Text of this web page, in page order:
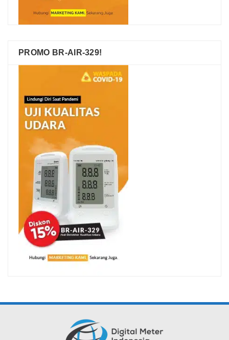
PROMO BR-AIR-329!